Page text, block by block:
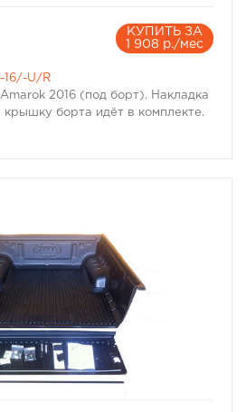
КУПИТЬ ЗА
1 908 р./мес
16/-U/R
2016 (под борт). Накладка
борта идёт в комплекте.